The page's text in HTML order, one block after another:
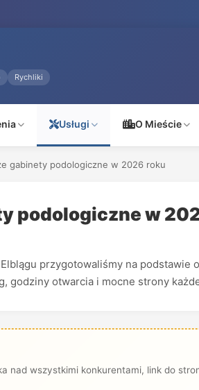
Rychliki
Usługi O Mieście
gabinety podologiczne w 2026 roku
podologiczne w
przygotowaliśmy na
godziny otwarcia i mocne strony
nad wszystkimi konkurentami, link do